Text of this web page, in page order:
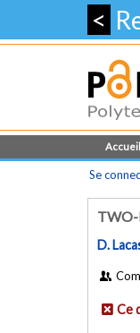
<
Accueil
Se
TWO-
D.
Ce